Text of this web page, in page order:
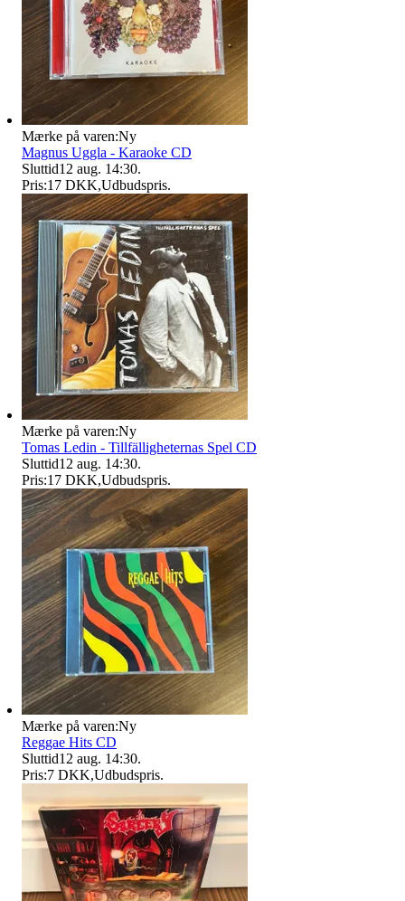
Mærke på varen:Ny
Magnus Uggla - Karaoke CD
Sluttid12 aug. 14:30.
Pris:17 DKK,Udbudspris.
Mærke på varen:Ny
Tomas Ledin - Tillfälligheternas Spel CD
Sluttid12 aug. 14:30.
Pris:17 DKK,Udbudspris.
Mærke på varen:Ny
Reggae Hits CD
Sluttid12 aug. 14:30.
Pris:7 DKK,Udbudspris.